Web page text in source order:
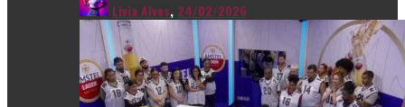
Livia Alves, 24/02/2026